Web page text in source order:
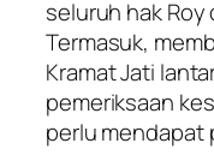
seluruh hak
Termasuk,
Kramat Jati
pemeriksaan
perlu mendapat